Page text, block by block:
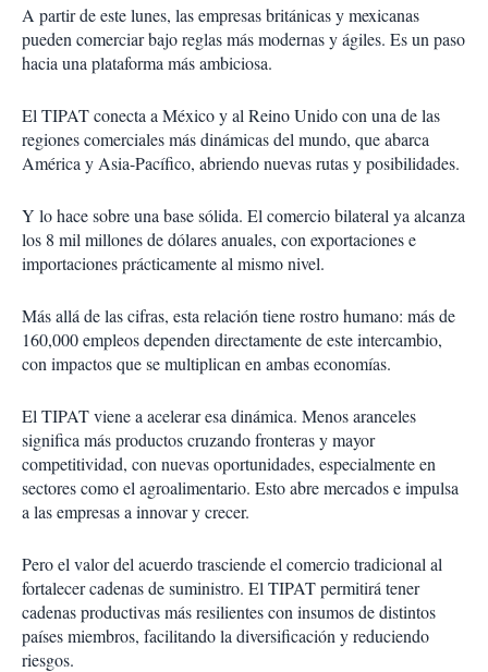
A partir de este lunes, las empresas británicas y mexicanas
pueden comerciar bajo reglas más modernas y ágiles. Es un paso
hacia una plataforma más ambiciosa.
El TIPAT conecta a México y al Reino Unido con una de las
regiones comerciales más dinámicas del mundo, que abarca
América y Asia-Pacífico, abriendo nuevas rutas y posibilidades.
Y lo hace sobre una base sólida. El comercio bilateral ya alcanza
los 8 mil millones de dólares anuales, con exportaciones e
importaciones prácticamente al mismo nivel.
Más allá de las cifras, esta relación tiene rostro humano: más de
160,000 empleos dependen directamente de este intercambio,
con impactos que se multiplican en ambas economías.
El TIPAT viene a acelerar esa dinámica. Menos aranceles
significa más productos cruzando fronteras y mayor
competitividad, con nuevas oportunidades, especialmente en
sectores como el agroalimentario. Esto abre mercados e impulsa
a las empresas a innovar y crecer.
Pero el valor del acuerdo trasciende el comercio tradicional al
fortalecer cadenas de suministro. El TIPAT permitirá tener
cadenas productivas más resilientes con insumos de distintos
países miembros, facilitando la diversificación y reduciendo
riesgos.